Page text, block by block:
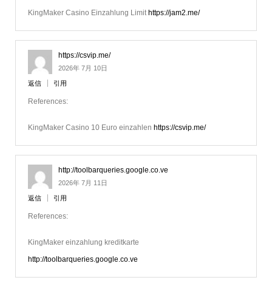
KingMaker Casino Einzahlung Limit https://jam2.me/
https://csvip.me/
2026年 7月 10日
返信 引用
References:
KingMaker Casino 10 Euro einzahlen https://csvip.me/
http://toolbarqueries.google.co.ve
2026年 7月 11日
返信 引用
References:
KingMaker einzahlung kreditkarte
http://toolbarqueries.google.co.ve